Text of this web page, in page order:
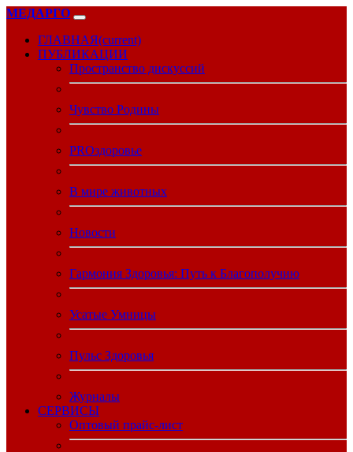
МЕДАРГО
ГЛАВНАЯ(current)
ПУБЛИКАЦИИ
Пространство дискуссий
Чувство Родины
PROздоровье
В мире животных
Новости
Гармония Здоровья: Путь к Благополучию
Усатые Умницы
Пульс Здоровья
Журналы
CЕРВИСЫ
Оптовый прайс-лист